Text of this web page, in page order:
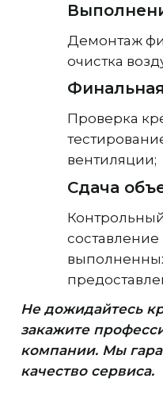
Демонтаж
очистка
Проверка
вентиляции;
Сдача
Не дожидайтесь
закажите
компании. Мы
качество сервиса.